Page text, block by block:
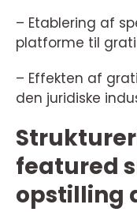
– Etablering af
platforme til
– Effekten af
den juridiske
featured
opstilling